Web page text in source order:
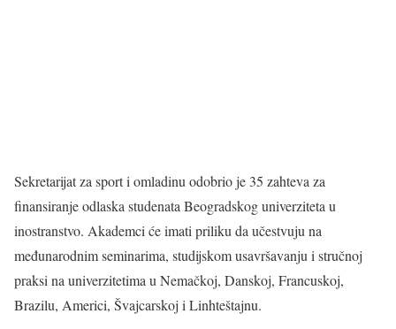
Sekretarijat za sport i omladinu odobrio je 35 zahteva za
finansiranje odlaska studenata Beogradskog univerziteta u
inostranstvo. Akademci će imati priliku da učestvuju na
međunarodnim seminarima, studijskom usavršavanju i stručnoj
praksi na univerzitetima u Nemačkoj, Danskoj, Francuskoj,
Brazilu, Americi, Švajcarskoj i Linhteštajnu.